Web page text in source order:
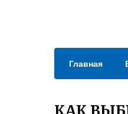
Главная